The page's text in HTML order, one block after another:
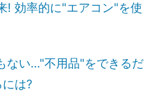
! 効率的に"エアコン"を使
ない…"不用品"をできるだ
は?